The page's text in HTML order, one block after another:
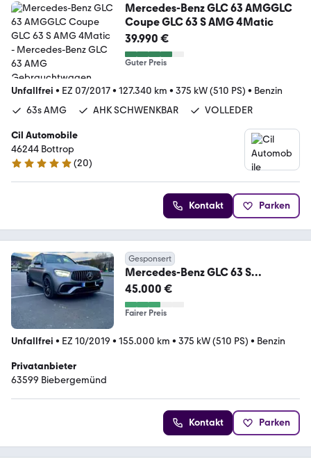
Mercedes-Benz GLC 63 AMGGLC
Coupe GLC 63 S AMG 4Matic
39.990 €
Guter Preis
Unfallfrei • EZ 07/2017• 127.340 km • 375 kW (510 PS) • Benzin
63s AMG
AHK SCHWENKBAR VOLLEDER
Cil Automobile
46244 Bottrop
5 Sterne
(20)
Kontakt Parken
Gesponsert
Mercedes-Benz GLC 63 S
4MATIC+Edition1 Keramik AHK
ATM bei 80k
45.000 €
Fairer Preis
Unfallfrei • EZ 10/2019 • 155.000 km • 375 kW (510 PS) • Benzin
Privatanbieter
63599 Biebergemünd
Kontakt Parken